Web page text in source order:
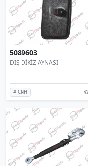
5089603
DIŞ DİKİZ AYNASI
# CNH